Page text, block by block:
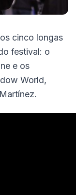
cinco longas
festival: o
e os
World,